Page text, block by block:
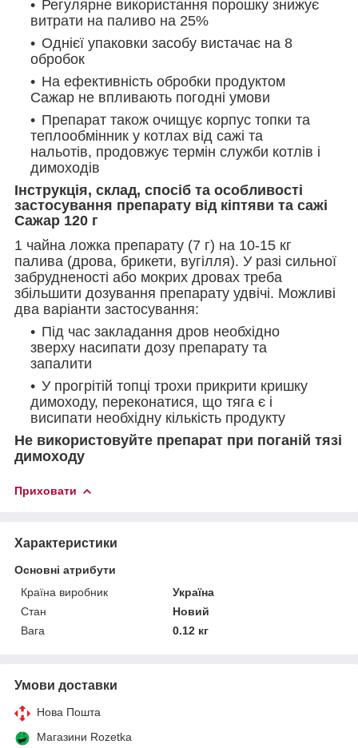
Регулярне використання порошку знижує
витрати на паливо на 25%
Однієї упаковки засобу вистачає на 8
обробок
На ефективність обробки продуктом
Сажар не впливають погодні умови
Препарат також очищує корпус топки та
теплообмінник у котлах від сажі та
нальотів, продовжує термін служби котлів і
димоходів
Інструкція, склад, спосіб та особливості
застосування препарату від кіптяви та сажі
Сажар 120 г
1 чайна ложка препарату (7 г) на 10-15 кг
палива (дрова, брикети, вугілля). У разі сильної
забрудненості або мокрих дровах треба
збільшити дозування препарату удвічі. Можливі
два варіанти застосування:
Під час закладання дров необхідно
зверху насипати дозу препарату та
запалити
У прогрітій топці трохи прикрити кришку
димоходу, переконатися, що тяга є і
висипати необхідну кількість продукту
Не використовуйте препарат при поганій тязі
димоходу
Приховати
Характеристики
Основні атрибути
Країна виробник
Україна
Стан
Новий
Вага
0.12 кг
Умови доставки
Нова Пошта
Магазини Rozetka